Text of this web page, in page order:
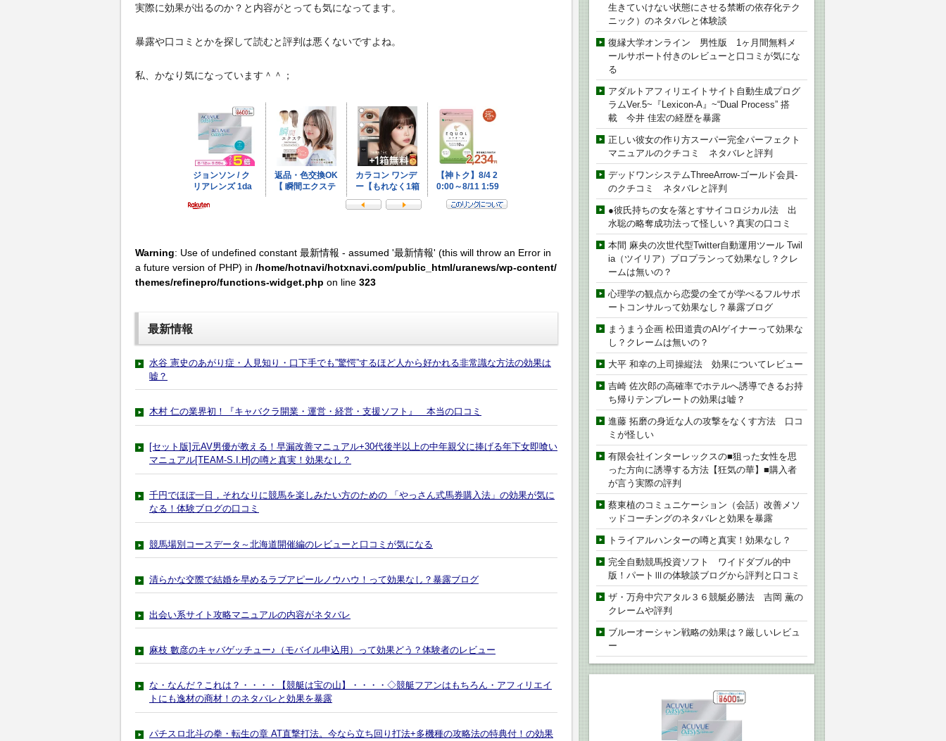
実際に効果が出るのか？と内容がとっても気になってます。
暴露や口コミとかを探して読むと評判は悪くないですよね。
私、かなり気になっています＾＾；
Warning: Use of undefined constant 最新情報 - assumed '最新情報' (this will throw an Error in
a future version of PHP) in /home/hotnavi/hotxnavi.com/public_html/uranews/wp-content/
themes/refinepro/functions-widget.php on line 323
最新情報
水谷 憲史のあがり症・人見知り・口下手でも”驚愕”するほど人から好かれる非常識な方法の効果は
嘘？
木村 仁の業界初！『キャバクラ開業・運営・経営・支援ソフト』 本当の口コミ
[セット版]元AV男優が教える！早漏改善マニュアル+30代後半以上の中年親父に捧げる年下女即喰い
マニュアル[TEAM-S.I.H]の噂と真実！効果なし？
千円でほぼ一日，それなりに競馬を楽しみたい方のための 「やっさん式馬券購入法」の効果が気に
なる！体験ブログの口コミ
競馬場別コースデータ～北海道開催編のレビューと口コミが気になる
清らかな交際で結婚を早めるラブアピールノウハウ！って効果なし？暴露ブログ
出会い系サイト攻略マニュアルの内容がネタバレ
麻枝 數彦のキャバゲッチュー♪（モバイル申込用）って効果どう？体験者のレビュー
な・なんだ？これは？・・・・【競艇は宝の山】・・・・◇競艇フアンはもちろん・アフィリエイ
トにも逸材の商材！のネタバレと効果を暴露
パチスロ北斗の拳・転生の章 AT直撃打法。今なら立ち回り打法+多機種の攻略法の特典付！の効果
生きていけない状態にさせる禁断の依存化テク
ニック）のネタバレと体験談
復縁大学オンライン 男性版 1ヶ月間無料メ
ールサポート付きのレビューと口コミが気にな
る
アダルトアフィリエイトサイト自動生成プログ
ラムVer.5~『Lexicon-A』~“Dual Process” 搭
載 今井 佳宏の経歴を暴露
正しい彼女の作り方スーパー完全パーフェクト
マニュアルのクチコミ ネタバレと評判
デッドワンシステムThreeArrow-ゴールド会員-
のクチコミ ネタバレと評判
●彼氏持ちの女を落とすサイコロジカル法 出
水聡の略奪成功法って怪しい？真実の口コミ
本間 麻央の次世代型Twitter自動運用ツール Twil
ia（ツイリア）プロプランって効果なし？クレ
ームは無いの？
心理学の観点から恋愛の全てが学べるフルサポ
ートコンサルって効果なし？暴露ブログ
まうまう企画 松田道貴のAIゲイナーって効果な
し？クレームは無いの？
大平 和幸の上司操縦法 効果についてレビュー
吉崎 佐次郎の高確率でホテルへ誘導できるお持
ち帰りテンプレートの効果は嘘？
進藤 拓磨の身近な人の攻撃をなくす方法 口コ
ミが怪しい
有限会社インターレックスの■狙った女性を思
った方向に誘導する方法【狂気の華】■購入者
が言う実際の評判
蔡東植のコミュニケーション（会話）改善メソ
ッドコーチングのネタバレと効果を暴露
トライアルハンターの噂と真実！効果なし？
完全自動競馬投資ソフト ワイドダブル的中
版！パートⅢの体験談ブログから評判と口コミ
ザ・万舟中穴アタル３６競艇必勝法 吉岡 薫の
クレームや評判
ブルーオーシャン戦略の効果は？厳しいレビュ
ー